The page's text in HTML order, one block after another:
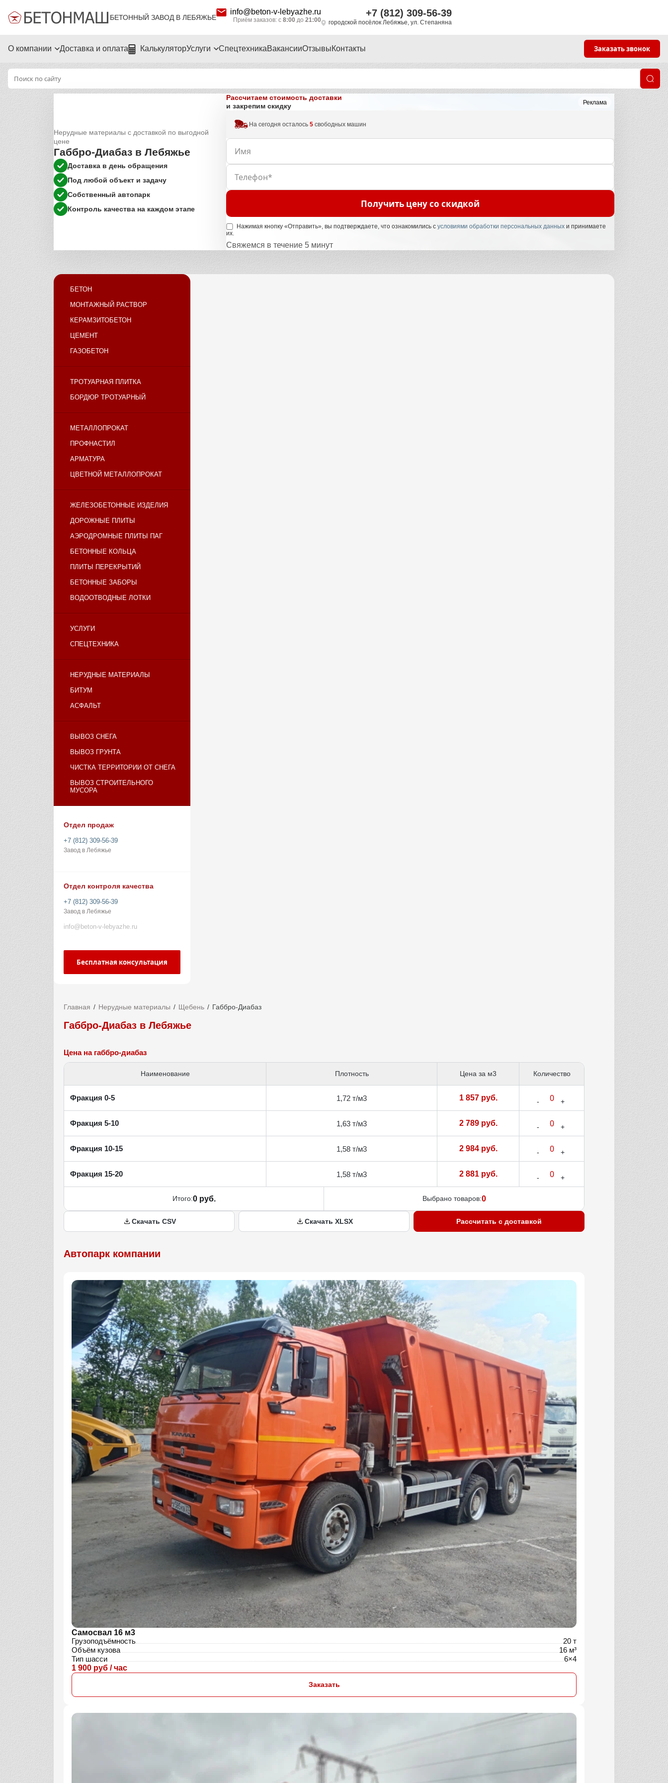
БЕТОННЫЙ ЗАВОД В ЛЕБЯЖЬЕ
info@beton-v-lebyazhe.ru
Приём заказов: с 8:00 до 21:00
+7 (812) 309-56-39
городской посёлок Лебяжье, ул. Степаняна
О компании Доставка и оплата КалькуляторУслуги СпецтехникаВакансииОтзывыКонтакты Заказать звонок
Реклама
Нерудные материалы с доставкой по выгодной
цене
Габбро-Диабаз в Лебяжье
Доставка в день обращения
Под любой объект и задачу
Собственный автопарк
Контроль качества на каждом этапе
Рассчитаем стоимость доставки
и закрепим скидку
На сегодня осталось5 свободных машин
Получить цену со скидкой
Нажимая кнопку «Отправить», вы подтверждаете, что ознакомились с условиями обработки персональных данныхи принимаете
их.
Свяжемся в течение 5 минут
БЕТОН
МОНТАЖНЫЙ РАСТВОР
КЕРАМЗИТОБЕТОН
ЦЕМЕНТ
ГАЗОБЕТОН
ТРОТУАРНАЯ ПЛИТКА
БОРДЮР ТРОТУАРНЫЙ
МЕТАЛЛОПРОКАТ
ПРОФНАСТИЛ
АРМАТУРА
ЦВЕТНОЙ МЕТАЛЛОПРОКАТ
ЖЕЛЕЗОБЕТОННЫЕ ИЗДЕЛИЯ
ДОРОЖНЫЕ ПЛИТЫ
АЭРОДРОМНЫЕ ПЛИТЫ ПАГ
БЕТОННЫЕ КОЛЬЦА
ПЛИТЫ ПЕРЕКРЫТИЙ
БЕТОННЫЕ ЗАБОРЫ
ВОДООТВОДНЫЕ ЛОТКИ
УСЛУГИ
СПЕЦТЕХНИКА
НЕРУДНЫЕ МАТЕРИАЛЫ
БИТУМ
АСФАЛЬТ
ВЫВОЗ СНЕГА
ВЫВОЗ ГРУНТА
ЧИСТКА ТЕРРИТОРИИ ОТ СНЕГА
ВЫВОЗ СТРОИТЕЛЬНОГО
МУСОРА
Отдел продаж
+7 (812) 309-56-39
Завод в Лебяжье
Отдел контроля качества
+7 (812) 309-56-39
Завод в Лебяжье
info@beton-v-lebyazhe.ru
Бесплатная консультация
Главная Нерудные материалы Щебень Габбро-Диабаз
Габбро-Диабаз в Лебяжье
Цена на габбро-диабаз
Наименование Плотность Цена за м3 Количество
Фракция 0-5 1,72 т/м3 1 857 руб.
Фракция 5-10 1,63 т/м3 2 789 руб.
Фракция 10-15 1,58 т/м3 2 984 руб.
Фракция 15-20 1,58 т/м3 2 881 руб.
Итого:0 руб. Выбрано товаров:0
Скачать CSV Скачать XLSX Рассчитать с доставкой
Автопарк компании
Самосвал 16 м3
Грузоподъёмность
20 т
Объём кузова
16 м³
Тип шасси
6×4
1 900 руб / час
Заказать